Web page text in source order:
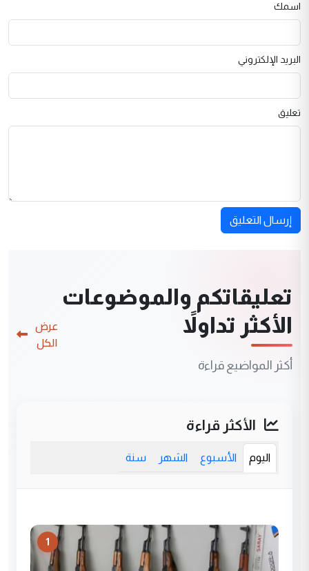
اسمك
البريد الإلكتروني
تعليق
إرسال التعليق
تعليقاتكم والموضوعات
الأكثر تداولاً
أكثر المواضيع قراءة
عرض
الكل
الأكثر قراءة
اليوم الأسبوع الشهر سنة
1